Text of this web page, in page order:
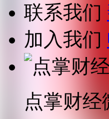
联系我们
加入我们
点掌财经